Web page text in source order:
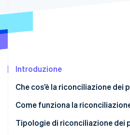
Prevenzione delle frodi
Climate
Identity
Verifica online dell'identità
Introduzione
Che cos’è la riconciliazione dei
Come funziona la
Tipologie di riconciliazione dei